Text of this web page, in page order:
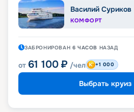
Василий Суриков
КОМФОРТ
ЗАБРОНИРОВАН 6 ЧАСОВ НАЗАД
от 61 100 ₽ /чел +1 000
Выбрать круиз